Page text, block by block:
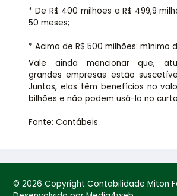
* De R$ 400 milhões a R$ 499,9
50 meses;
* Acima de R$ 500 milhões: mínimo
Vale ainda mencionar que,
grandes empresas estão
Juntas, elas têm benefícios no
bilhões e não podem usá-lo no
Fonte: Contábeis
© 2026 Copyright Contabilidade Miton